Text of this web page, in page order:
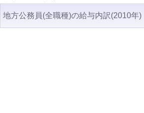
地方公務員(全職種)の給与内訳(2010年)